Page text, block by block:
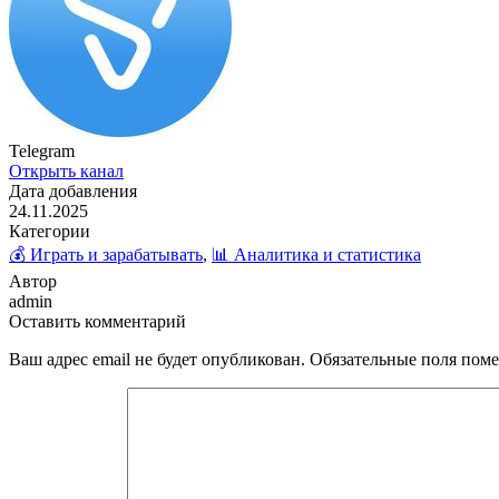
Telegram
Открыть канал
Дата добавления
24.11.2025
Категории
💰 Играть и зарабатывать, 📊 Аналитика и статистика
Автор
admin
Оставить комментарий
Ваш адрес email не будет опубликован. Обязательные поля